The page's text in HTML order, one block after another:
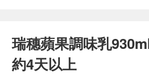
瑞穗蘋果調味乳
約4天以上